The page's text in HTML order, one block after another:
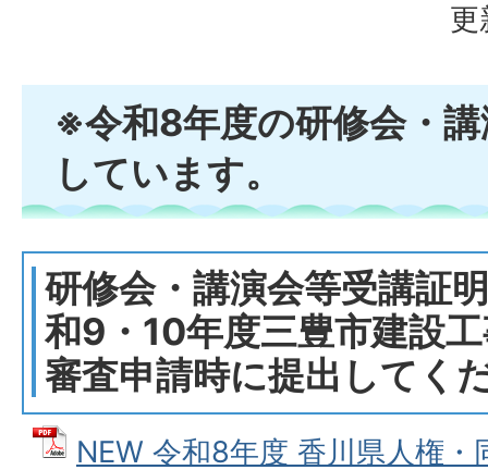
更
※令和8年度の研修会・
しています。
研修会・講演会等受講証
和9・10年度三豊市建設
審査申請時に提出してく
NEW 令和8年度 香川県人権